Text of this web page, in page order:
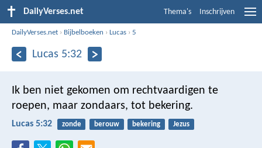
DailyVerses.net Thema's Inschrijven
DailyVerses.net › Bijbelboeken ›Lucas ›5
Lucas 5:32
Ik ben niet gekomen om rechtvaardigen te
roepen, maar zondaars, tot bekering.
Lucas 5:32 zonde berouw bekering Jezus